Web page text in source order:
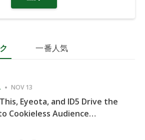
一番人気
NOV 13
Eyeota, and ID5 Drive the
Cookieless Audience